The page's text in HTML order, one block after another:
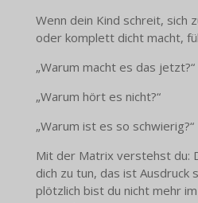
Wenn dein Kind schreit, sich
oder komplett dicht macht,
„Warum macht es das jetzt?“
„Warum hört es nicht?“
„Warum ist es so schwierig?“
Mit der Matrix verstehst du:
dich zu tun, das ist Ausdruck
plötzlich bist du nicht mehr